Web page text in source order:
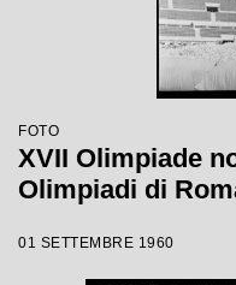
FOTO
XVII Olimpiade
Olimpiadi di
01 SETTEMBRE 1960